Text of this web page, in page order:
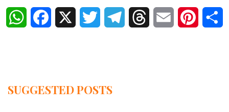
WhatsAppFacebook Twitter TelegramThreadsEmail
SUGGESTED POSTS